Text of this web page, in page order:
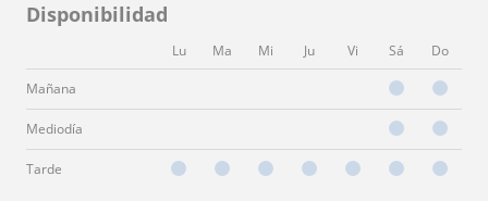
Disponibilidad
Lu Ma Mi Ju Vi Sá Do
Mañana
Mediodía
Tarde